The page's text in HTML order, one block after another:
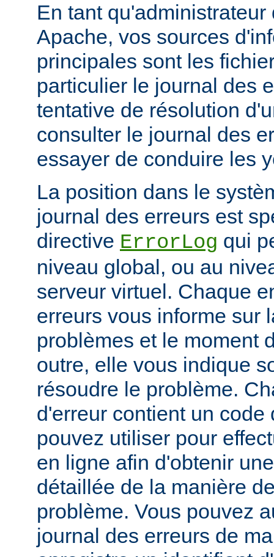
En tant
Apache, vos sources
principales sont les
particulier le journal des
tentative de résolution
consulter le journal des
essayer de conduire les
La position dans le
journal des erreurs est
directive ErrorLog qui
niveau global, ou au
serveur virtuel. Chaque
erreurs vous informe sur
problèmes et le moment
outre, elle vous indique
résoudre le problème.
d'erreur contient un code
pouvez utiliser pour
en ligne afin d'obtenir
détaillée de la manière
problème. Vous pouvez
journal des erreurs de